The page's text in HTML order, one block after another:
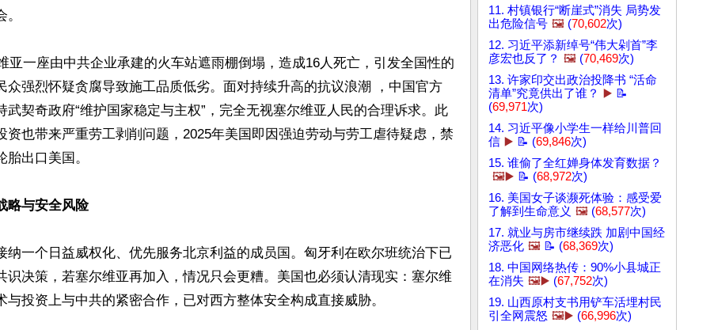
。
亚一座由中共企业承建的火车站遮雨棚倒塌，造成16人死亡，引发全国性的
众强烈怀疑贪腐导致施工品质低劣。面对持续升高的抗议浪潮 ，中国官方
武契奇政府“维护国家稳定与主权”，完全无视塞尔维亚人民的合理诉求。此
资也带来严重劳工剥削问题，2025年美国即因强迫劳动与劳工虐待疑虑，禁
出口美国。
略与安全风险
纳一个日益威权化、优先服务北京利益的成员国。匈牙利在欧尔班统治下已
识决策，若塞尔维亚再加入，情况只会更糟。美国也必须认清现实：塞尔维
与投资上与中共的紧密合作，已对西方整体安全构成直接威胁。
11. 村镇银行“断崖式”消失 局势发
出危险信号 🖼️ (70,602次)
12. 习近平添新绰号“伟大剁首”李
彦宏也反了？ 🖼️ (70,469次)
13. 许家印交出政治投降书 “活命
清单”究竟供出了谁？
▶️ 📝
(69,971次)
14. 习近平像小学生一样给川普回
信 ▶️ 📝 (69,846次)
15. 谁偷了全红婵身体发育数据？
🖼️▶️ 📝 (68,972次)
16. 美国女子谈濒死体验：感受爱
了解到生命意义 🖼️ (68,577次)
17. 就业与房市继续跌 加剧中国经
济恶化 🖼️ 📝 (68,369次)
18. 中国网络热传：90%小县城正
在消失 🖼️▶️ (67,752次)
19. 山西原村支书用铲车活埋村民
引全网震怒 🖼️▶️ (66,996次)